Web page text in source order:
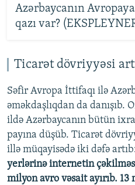
Azərbaycanın
qazı var?
Ticarət dövriyyəsi
Səfir Avropa İttifaqı ilə
əməkdaşlıqdan da danışıb.
ildə Azərbaycanın bütün
payına düşüb. Ticarət
illə müqayisədə iki dəfə
yerlərinə internetin
milyon avro vəsait ayırıb.